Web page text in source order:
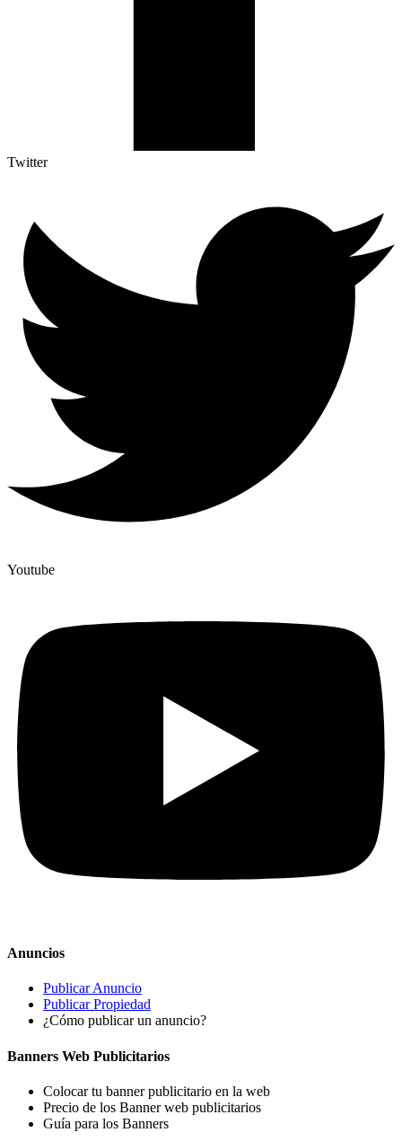
Twitter
Youtube
Anuncios
Publicar Anuncio
Publicar Propiedad
¿Cómo publicar un anuncio?
Banners Web Publicitarios
Colocar tu banner publicitario en la web
Precio de los Banner web publicitarios
Guía para los Banners